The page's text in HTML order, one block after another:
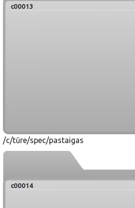
c00013
/c/tūre/spec/pastaigas
c00014